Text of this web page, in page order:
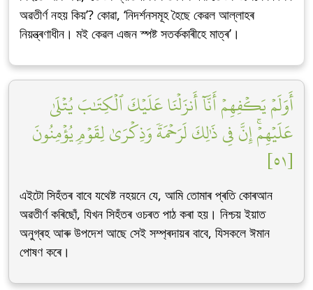
অৱতীৰ্ণ নহয় কিয়’? কোৱা, ‘নিদৰ্শনসমূহ হৈছে কেৱল আল্লাহৰ
নিয়ন্ত্ৰণাধীন। মই কেৱল এজন স্পষ্ট সতৰ্ককাৰীহে মাত্ৰ’।
أَوَلَمۡ يَكۡفِهِمۡ أَنَّآ أَنزَلۡنَا عَلَيۡكَ ٱلۡكِتَٰبَ يُتۡلَىٰ
عَلَيۡهِمۡۚ إِنَّ فِي ذَٰلِكَ لَرَحۡمَةٗ وَذِكۡرَىٰ لِقَوۡمٖ يُؤۡمِنُونَ
[٥١]
এইটো সিহঁতৰ বাবে যথেষ্ট নহয়নে যে, আমি তোমাৰ প্ৰতি কোৰআন
অৱতীৰ্ণ কৰিছোঁ, যিখন সিহঁতৰ ওচৰত পাঠ কৰা হয়। নিশ্চয় ইয়াত
অনুগ্ৰহ আৰু উপদেশ আছে সেই সম্প্ৰদায়ৰ বাবে, যিসকলে ঈমান
পোষণ কৰে।